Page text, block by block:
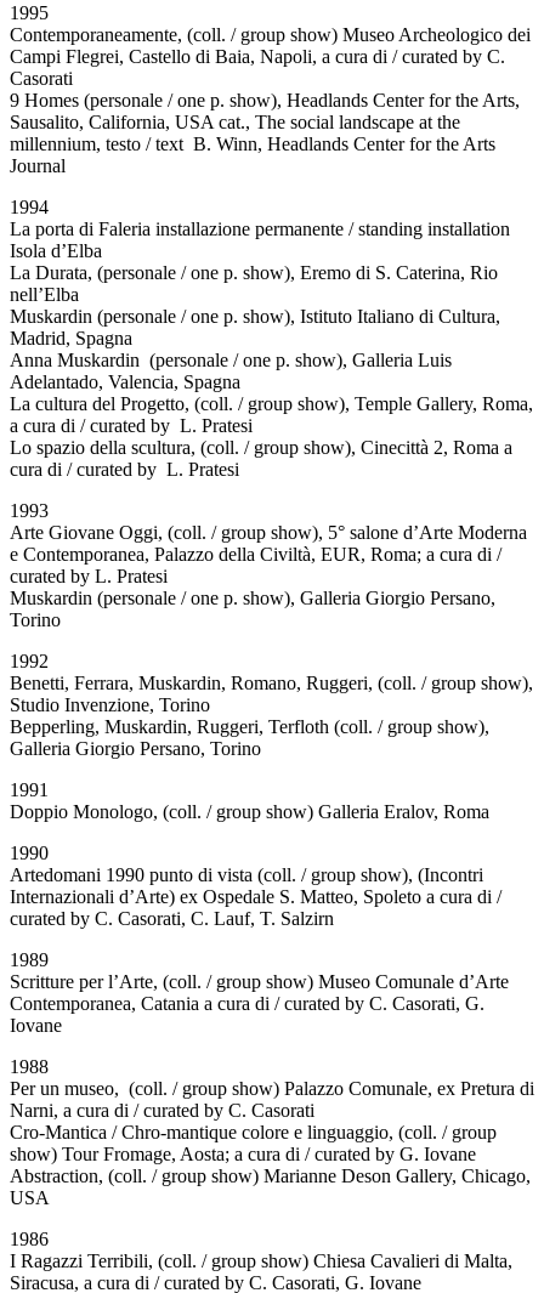
1995
Contemporaneamente, (coll. / group show) Museo Archeologico dei
Campi Flegrei, Castello di Baia, Napoli, a cura di / curated by C.
Casorati
9 Homes (personale / one p. show), Headlands Center for the Arts,
Sausalito, California, USA cat., The social landscape at the
millennium, testo / text B. Winn, Headlands Center for the Arts
Journal
1994
La porta di Faleria installazione permanente / standing installation
Isola d’Elba
La Durata, (personale / one p. show), Eremo di S. Caterina, Rio
nell’Elba
Muskardin (personale / one p. show), Istituto Italiano di Cultura,
Madrid, Spagna
Anna Muskardin (personale / one p. show), Galleria Luis
Adelantado, Valencia, Spagna
La cultura del Progetto, (coll. / group show), Temple Gallery, Roma,
a cura di / curated by L. Pratesi
Lo spazio della scultura, (coll. / group show), Cinecittà 2, Roma a
cura di / curated by L. Pratesi
1993
Arte Giovane Oggi, (coll. / group show), 5° salone d’Arte Moderna
e Contemporanea, Palazzo della Civiltà, EUR, Roma; a cura di /
curated by L. Pratesi
Muskardin (personale / one p. show), Galleria Giorgio Persano,
Torino
1992
Benetti, Ferrara, Muskardin, Romano, Ruggeri, (coll. / group show),
Studio Invenzione, Torino
Bepperling, Muskardin, Ruggeri, Terfloth (coll. / group show),
Galleria Giorgio Persano, Torino
1991
Doppio Monologo, (coll. / group show) Galleria Eralov, Roma
1990
Artedomani 1990 punto di vista (coll. / group show), (Incontri
Internazionali d’Arte) ex Ospedale S. Matteo, Spoleto a cura di /
curated by C. Casorati, C. Lauf, T. Salzirn
1989
Scritture per l’Arte, (coll. / group show) Museo Comunale d’Arte
Contemporanea, Catania a cura di / curated by C. Casorati, G.
Iovane
1988
Per un museo, (coll. / group show) Palazzo Comunale, ex Pretura di
Narni, a cura di / curated by C. Casorati
Cro-Mantica / Chro-mantique colore e linguaggio, (coll. / group
show) Tour Fromage, Aosta; a cura di / curated by G. Iovane
Abstraction, (coll. / group show) Marianne Deson Gallery, Chicago,
USA
1986
I Ragazzi Terribili, (coll. / group show) Chiesa Cavalieri di Malta,
Siracusa, a cura di / curated by C. Casorati, G. Iovane